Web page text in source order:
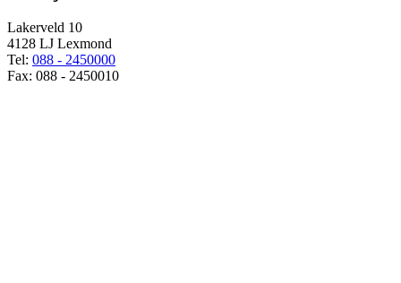
Lakerveld 10
4128 LJ Lexmond
Tel: 088 - 2450000
Fax: 088 - 2450010